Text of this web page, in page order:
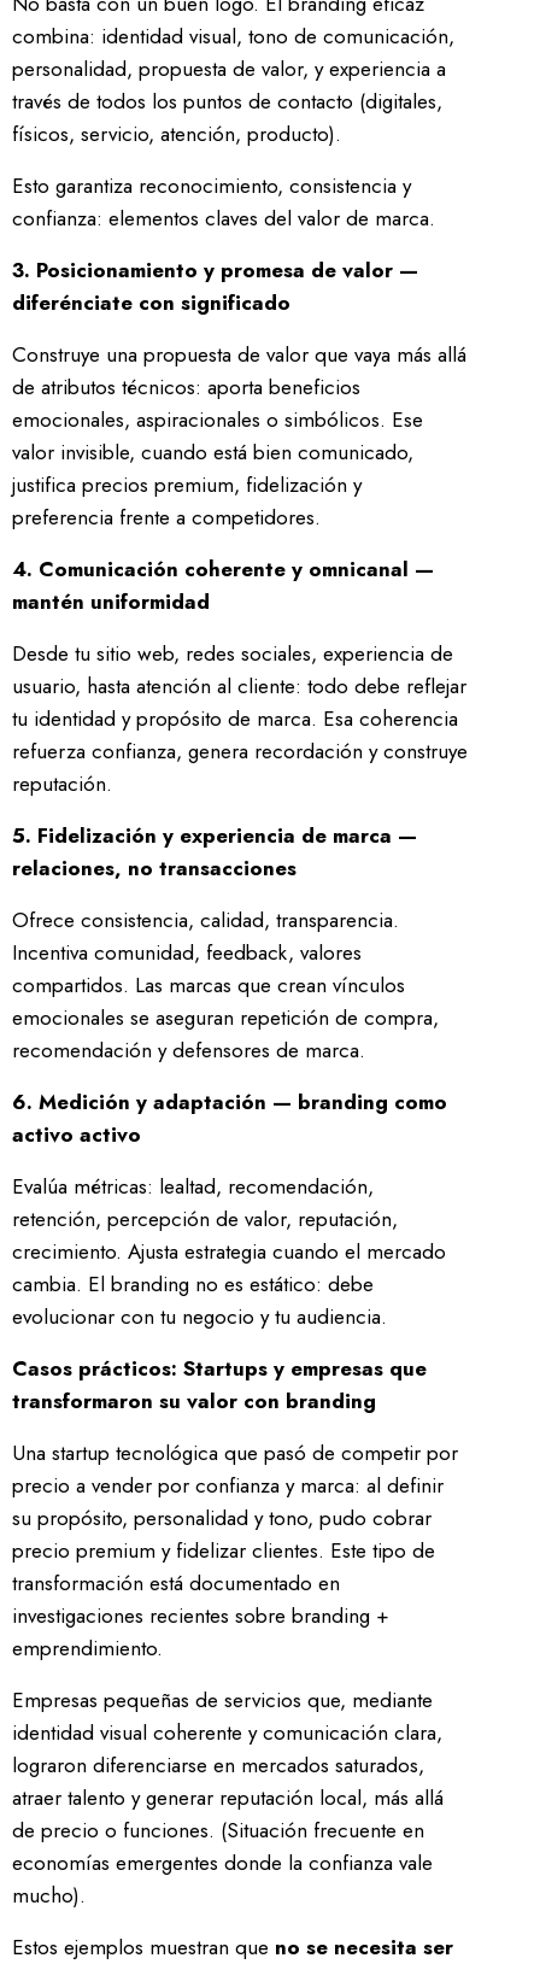
combina: identidad visual, tono de comunicación,
personalidad, propuesta de valor, y experiencia a
través de todos los puntos de contacto (digitales,
físicos, servicio, atención, producto).
Esto garantiza reconocimiento, consistencia y
confianza: elementos claves del valor de marca.
3. Posicionamiento y promesa de valor —
diferénciate con significado
Construye una propuesta de valor que vaya más allá
de atributos técnicos: aporta beneficios
emocionales, aspiracionales o simbólicos. Ese
valor invisible, cuando está bien comunicado,
justifica precios premium, fidelización y
preferencia frente a competidores.
4. Comunicación coherente y omnicanal —
mantén uniformidad
Desde tu sitio web, redes sociales, experiencia de
usuario, hasta atención al cliente: todo debe reflejar
tu identidad y propósito de marca. Esa coherencia
refuerza confianza, genera recordación y construye
reputación.
5. Fidelización y experiencia de marca —
relaciones, no transacciones
Ofrece consistencia, calidad, transparencia.
Incentiva comunidad, feedback, valores
compartidos. Las marcas que crean vínculos
emocionales se aseguran repetición de compra,
recomendación y defensores de marca.
6. Medición y adaptación — branding como
activo activo
Evalúa métricas: lealtad, recomendación,
retención, percepción de valor, reputación,
crecimiento. Ajusta estrategia cuando el mercado
cambia. El branding no es estático: debe
evolucionar con tu negocio y tu audien­­cia.
Casos prácticos: Startups y empresas que
transformaron su valor con branding
Una startup tecnológica que pasó de competir por
precio a vender por confianza y marca: al definir
su propósito, personalidad y tono, pudo cobrar
precio premium y fidelizar clientes. Este tipo de
transformación está documentado en
investigaciones recientes sobre branding +
emprendimiento.
Empresas pequeñas de servicios que, mediante
identidad visual coherente y comunicación clara,
lograron diferenciarse en mercados saturados,
atraer talento y generar reputación local, más allá
de precio o funciones. (Situación frecuente en
economías emergentes donde la confianza vale
mucho).
Estos ejemplos muestran que no se necesita ser